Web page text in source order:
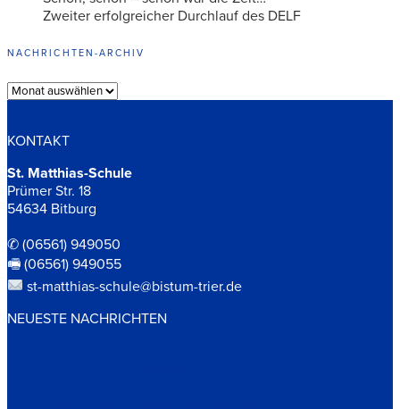
Zweiter erfolgreicher Durchlauf des DELF
NACHRICHTEN-ARCHIV
Archiv
KONTAKT
St. Matthias-Schule
Prümer Str. 18
54634 Bitburg
✆ (06561) 949050
🖷 (06561) 949055
st-matthias-schule@bistum-trier.de
NEUESTE NACHRICHTEN